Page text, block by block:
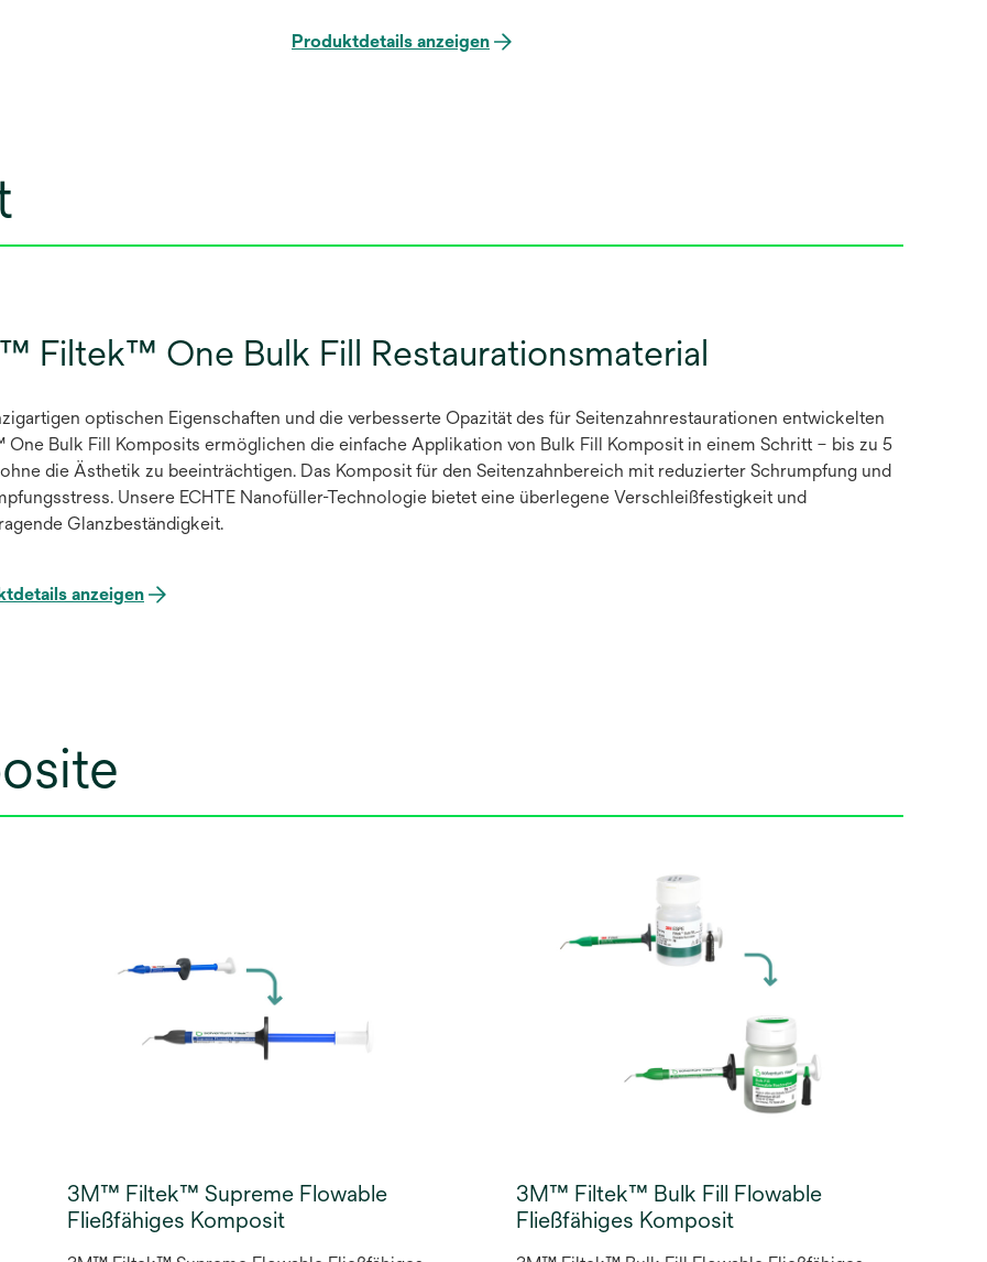
in Sachen Opazität. Das auf drei Farben basierende System wurde
entwickelt, um in den meisten Fällen einfach und intuitiv eine exzellente
Produktdetails anzeigen
Filtek™ One Bulk Fill Restaurationsmaterial
optischen Eigenschaften und die verbesserte Opazität des für Seitenzahnrestaurationen entwickelten
One Bulk Fill Komposits ermöglichen die einfache Applikation von Bulk Fill Komposit in einem Schritt – bis zu 5
die Ästhetik zu beeinträchtigen. Das Komposit für den Seitenzahnbereich mit reduzierter Schrumpfung und
Unsere ECHTE Nanofüller-Technologie bietet eine überlegene Verschleißfestigkeit und
Glanzbeständigkeit.
anzeigen
3M™ Filtek™ Supreme Flowable
Fließfähiges Komposit
3M™ Filtek™ Bulk Fill Flowable
Fließfähiges Komposit